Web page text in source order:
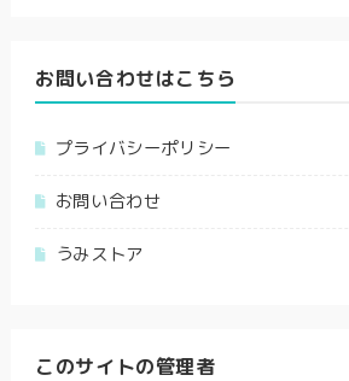
お問い合わせはこちら
プライバシーポリシー
お問い合わせ
うみストア
このサイトの管理者